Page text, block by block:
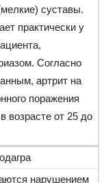
суставы.
практически у
Согласно
артрит на
поражения
возрасте от 25 до
нарушением